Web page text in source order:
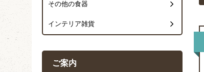
その他の食器
インテリア雑貨
ご案内